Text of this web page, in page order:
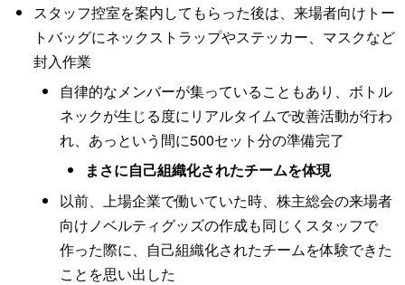
スタッフ控室を案内してもらった後は、来場者向けトー
トバッグにネックストラップやステッカー、マスクなど
封入作業
自律的なメンバーが集っていることもあり、ボトル
ネックが生じる度にリアルタイムで改善活動が行わ
れ、あっという間に500セット分の準備完了
まさに自己組織化されたチームを体現
以前、上場企業で働いていた時、株主総会の来場者
向けノベルティグッズの作成も同じくスタッフで
作った際に、自己組織化されたチームを体験できた
ことを思い出した